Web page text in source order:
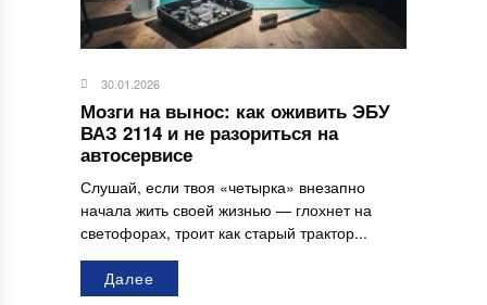
30.01.2026
Мозги на вынос: как оживить ЭБУ
ВАЗ 2114 и не разориться на
автосервисе
Слушай, если твоя «четырка» внезапно
начала жить своей жизнью — глохнет на
светофорах, троит как старый трактор...
Далее